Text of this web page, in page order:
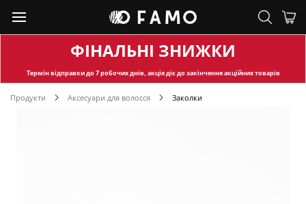
ФІНАЛЬНІ ЗНИЖКИ
Термін відправкидо 7 робочих днів, акція діє до закінчення акційних товарів
Продукти Аксесуари для волосся Заколки